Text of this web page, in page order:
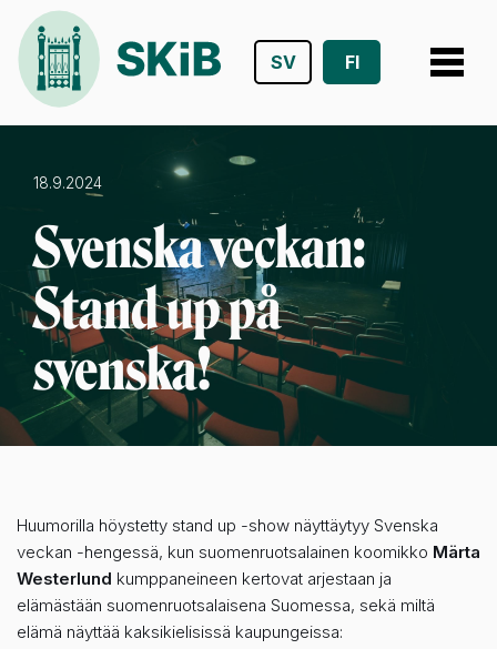
Siirry
suoraan
SV FI
18.9.2024
Svenska veckan:
Stand up på
svenska!
Huumorilla höystetty stand up -show näyttäytyy Svenska
veckan -hengessä, kun suomenruotsalainen koomikko Märta
Westerlund kumppaneineen kertovat arjestaan ja
elämästään suomenruotsalaisena Suomessa, sekä miltä
elämä näyttää kaksikielisissä kaupungeissa: